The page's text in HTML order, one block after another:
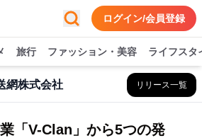
ログイン/会員登録
旅行 ファッション・美容 ライフスタ
網株式会社 リリース一覧
「V-Clan」から5つの発